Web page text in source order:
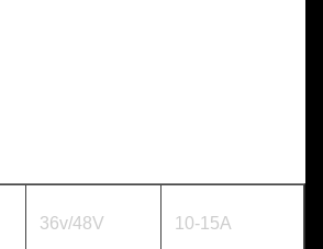
36v/48V 10-15A